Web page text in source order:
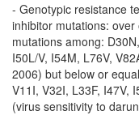
- Genotypic resistance
inhibitor mutations:
mutations among:
I50L/V, I54M, L76V,
2006) but below or
V11I, V32I, L33F, I47V,
(virus sensitivity to